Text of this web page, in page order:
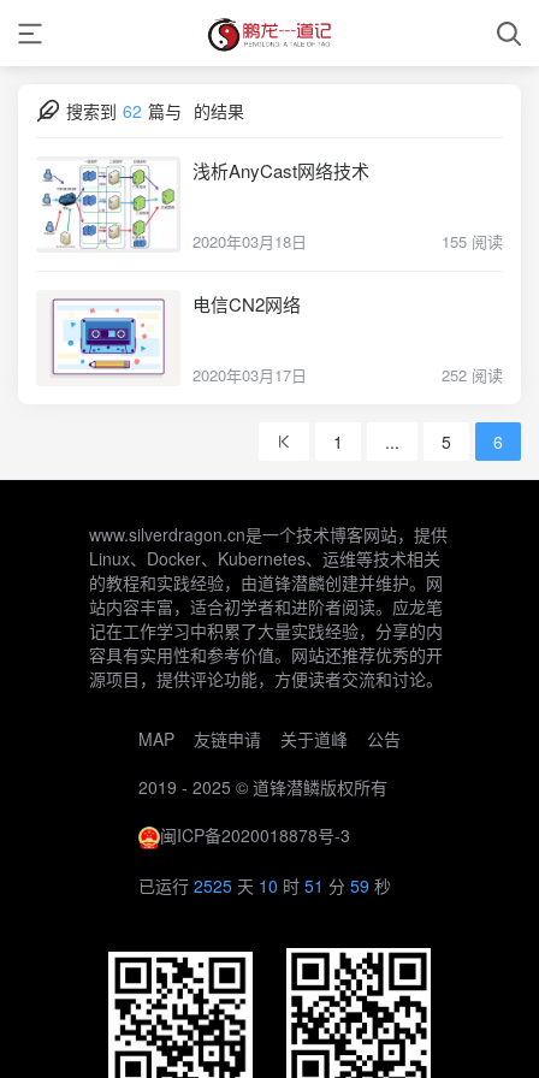
搜索到 62 篇与 的结果
浅析AnyCast网络技术
2020年03月18日 155 阅读
电信CN2网络
2020年03月17日 252 阅读
1 ... 5 6
www.silverdragon.cn是一个技术博客网站，提供
Linux、Docker、Kubernetes、运维等技术相关
的教程和实践经验，由道锋潜麟创建并维护。网
站内容丰富，适合初学者和进阶者阅读。应龙笔
记在工作学习中积累了大量实践经验，分享的内
容具有实用性和参考价值。网站还推荐优秀的开
源项目，提供评论功能，方便读者交流和讨论。
MAP 友链申请 关于道峰
公告
2019 - 2025 © 道锋潜鳞版权所有
闽ICP备2020018878号-3
已运行 2525 天 10 时 51 分 59 秒